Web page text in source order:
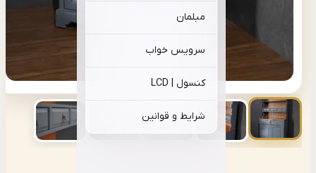
مبلمان
سرویس خواب
کنسول | LCD
شرایط و قوانین